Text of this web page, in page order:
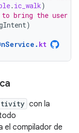
. ic_walk)
bring the user
)
. kt
con la
el compilador de